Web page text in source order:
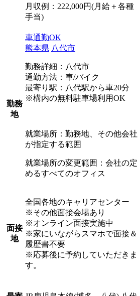
月収例：222,000円(月給＋各種
手当)
勤務
地
車通勤OK
熊本県 八代市
勤務詳細：八代市
通勤方法：車/バイク
最寄り駅：八代駅から車20分
※構内の無料駐車場利用OK
就業場所：勤務地、その他会社
が指定する範囲
就業場所の変更範囲：会社の定
めるすべてのオフィス
面接
地
全国各地のキャリアセンター
※その他面接会場あり
※オンライン面接実施中
※家にいながらスマホで面接＆
履歴書不要
※応募後に予約していただきま
す。